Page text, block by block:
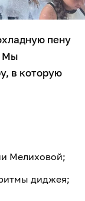
пену
Мы
в которую
Мелиховой;
диджея;